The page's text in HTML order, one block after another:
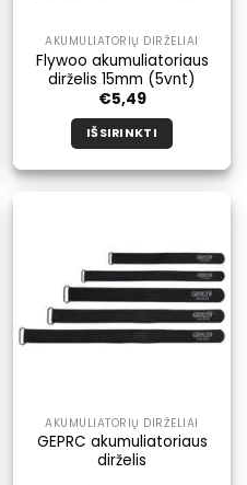
AKUMULIATORIŲ DIRŽELIAI
Flywoo akumuliatoriaus
dirželis 15mm (5vnt)
€5,49
IŠSIRINKTI
produktas
variantus.
Galimybe
galite
pasirinkti
produkto
AKUMULIATORIŲ DIRŽELIAI
GEPRC akumuliatoriaus
dirželis